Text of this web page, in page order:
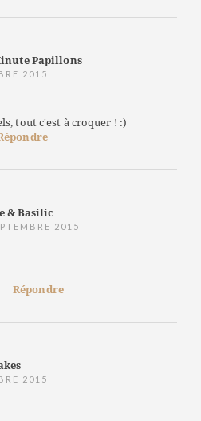
Papillons
2015
tout c'est à croquer ! :)
& Basilic
2015
Répondre
2015